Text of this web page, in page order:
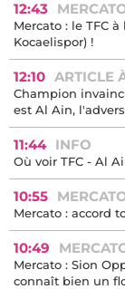
12:43
Mercato : le TFC
Kocaelispor) !
12:10 ARTICLE
Champion
est Al Ain,
11:44 INFO
Où voir TFC - Al
10:55
Mercato : accord
10:49
Mercato : Sion
connaît bien un